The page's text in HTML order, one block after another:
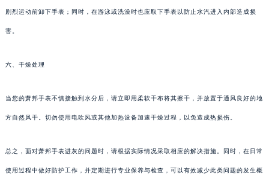
剧烈运动前卸下手表；同时，在游泳或洗澡时也应取下手表以防止水汽进入内部造成损
害。
六、干燥处理
当您的萧邦手表不慎接触到水分后，请立即用柔软干布将其擦干，并放置于通风良好的地
方自然风干。切勿使用电吹风或其他加热设备加速干燥过程，以免造成热损伤。
总之，面对萧邦手表进灰的问题时，请根据实际情况采取相应的解决措施。同时，在日常
使用过程中做好防护工作，并定期进行专业保养与检查，可以有效减少此类问题的发生概